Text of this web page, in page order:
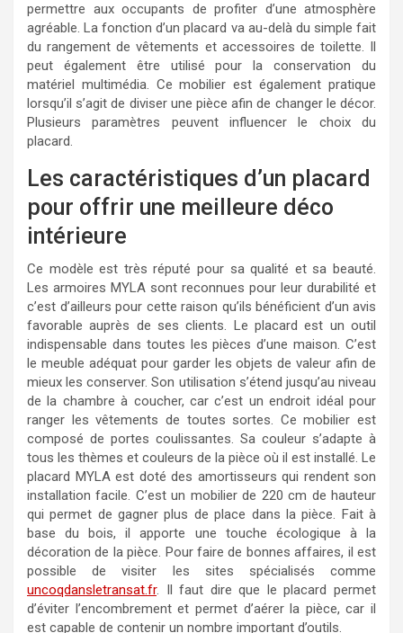
permettre aux occupants de profiter d’une atmosphère
agréable. La fonction d’un placard va au-delà du simple fait
du rangement de vêtements et accessoires de toilette. Il
peut également être utilisé pour la conservation du
matériel multimédia. Ce mobilier est également pratique
lorsqu’il s’agit de diviser une pièce afin de changer le décor.
Plusieurs paramètres peuvent influencer le choix du
placard.
Les caractéristiques d’un placard
pour offrir une meilleure déco
intérieure
Ce modèle est très réputé pour sa qualité et sa beauté.
Les armoires MYLA sont reconnues pour leur durabilité et
c’est d’ailleurs pour cette raison qu’ils bénéficient d’un avis
favorable auprès de ses clients. Le placard est un outil
indispensable dans toutes les pièces d’une maison. C’est
le meuble adéquat pour garder les objets de valeur afin de
mieux les conserver. Son utilisation s’étend jusqu’au niveau
de la chambre à coucher, car c’est un endroit idéal pour
ranger les vêtements de toutes sortes. Ce mobilier est
composé de portes coulissantes. Sa couleur s’adapte à
tous les thèmes et couleurs de la pièce où il est installé. Le
placard MYLA est doté des amortisseurs qui rendent son
installation facile. C’est un mobilier de 220 cm de hauteur
qui permet de gagner plus de place dans la pièce. Fait à
base du bois, il apporte une touche écologique à la
décoration de la pièce. Pour faire de bonnes affaires, il est
possible de visiter les sites spécialisés comme
uncoqdansletransat.fr. Il faut dire que le placard permet
d’éviter l’encombrement et permet d’aérer la pièce, car il
est capable de contenir un nombre important d’outils.